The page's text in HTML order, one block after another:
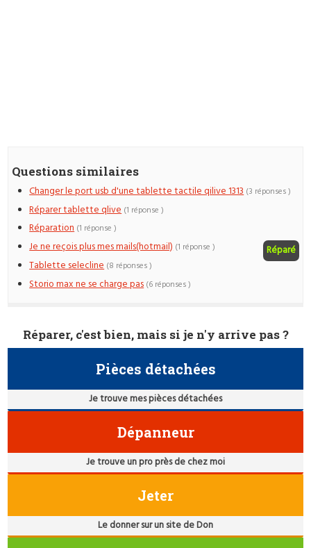
Questions similaires
Changer le port usb d'une tablette tactile qilive 1313 (3 réponses )
Réparer tablette qlive (1 réponse )
Réparation (1 réponse )
Je ne reçois plus mes mails(hotmail) Réparé
(1 réponse )
Tablette selecline (8 réponses )
Storio max ne se charge pas (6 réponses )
Réparer, c'est bien, mais si je n'y arrive pas ?
Pièces détachées
Je trouve mes pièces détachées
Dépanneur
Je trouve un pro près de chez moi
Jeter
Le donner sur un site de Don